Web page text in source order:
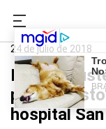
0221.com.ar
24 de julio de 2018
Por el
hospital